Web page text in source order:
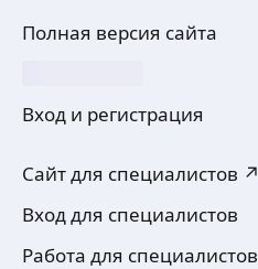
Полная версия сайта
Вход и регистрация
Сайт для специалистов ↗
Вход для специалистов
Работа для специалистов